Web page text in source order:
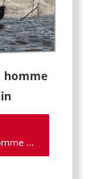
homme
...